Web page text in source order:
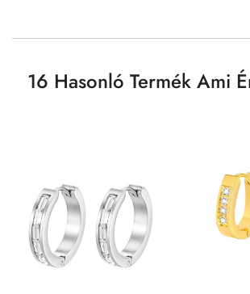
16 Hasonló Termék Ami